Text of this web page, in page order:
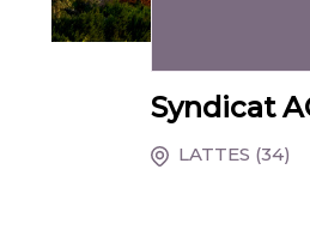
Syndicat
LATTES (34)